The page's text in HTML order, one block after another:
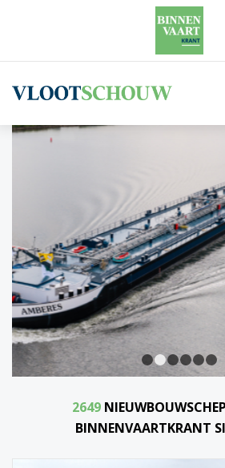
2649
BINNENVAARTKRANT